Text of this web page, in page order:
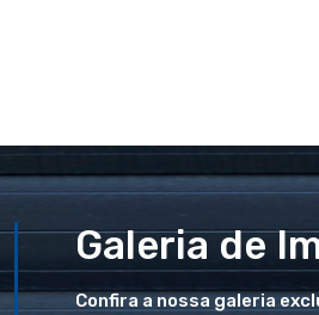
Galeria de
Confira a nossa galeria